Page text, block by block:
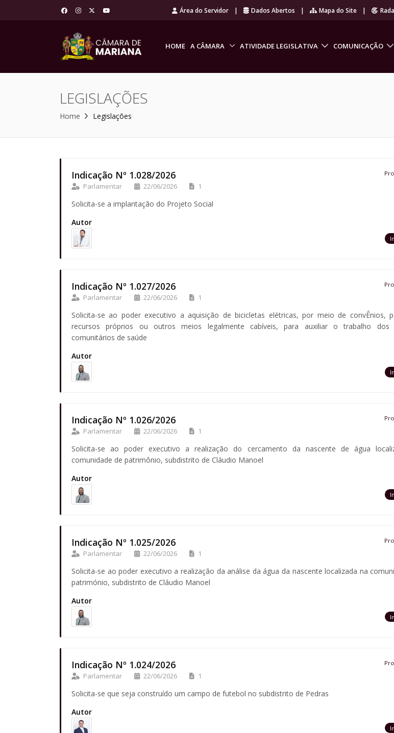
Área do Servidor | Dados Abertos | Mapa do Site |
HOME A CÂMARA ATIVIDADE LEGISLATIVA COMUNICAÇÃO
LEGISLAÇÕES
Home Legislações
Indicação Nº 1.028/2026
Parlamentar 22/06/2026 1
Solicita-se a implantação do Projeto Social
Autor
Indicação Nº 1.027/2026
Parlamentar 22/06/2026 1
Solicita-se ao poder executivo a aquisição de bicicletas elétricas, por meio de convÊnios,
recursos próprios ou outros meios legalmente cabíveis, para auxiliar o trabalho dos
comunitários de saúde
Autor
Indicação Nº 1.026/2026
Parlamentar 22/06/2026 1
Solicita-se ao poder executivo a realização do cercamento da nascente de água
comunidade de patrimônio, subdistrito de Cláudio Manoel
Autor
Indicação Nº 1.025/2026
Parlamentar 22/06/2026 1
Solicita-se ao poder executivo a realização da análise da água da nascente localizada na
património, subdistrito de Cláudio Manoel
Autor
Indicação Nº 1.024/2026
Parlamentar 22/06/2026 1
Solicita-se que seja construído um campo de futebol no subdistrito de Pedras
Autor